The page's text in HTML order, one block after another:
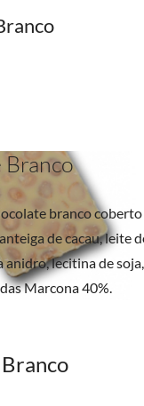
branco coberto
de cacau, leite
anidro, lecitina de
Marcona 40%.